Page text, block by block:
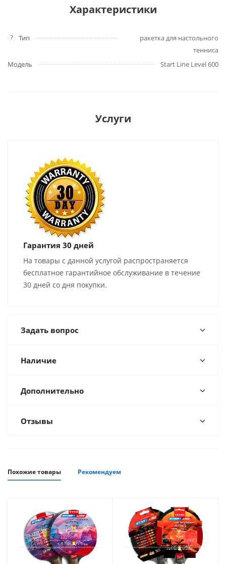
Характеристики
? Тип
ракетка для настольного
тенниса
Модель
Start Line Level 600
Услуги
Гарантия 30 дней
На товары с данной услугой распространяется
бесплатное гарантийное обслуживание в течение
30 дней со дня покупки.
Задать вопрос
Наличие
Дополнительно
Отзывы
Похожие товары Рекомендуем